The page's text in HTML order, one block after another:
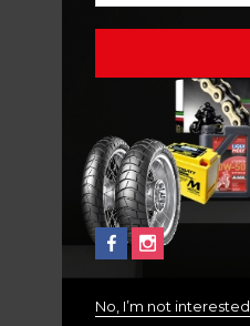
No, I’m not interested.